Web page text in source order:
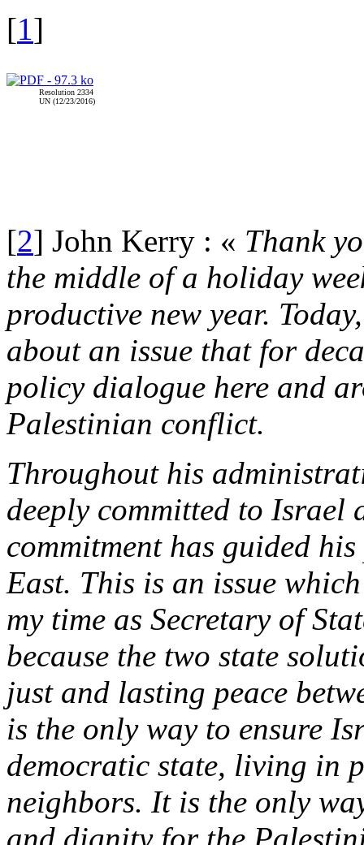
[1]
Resolution 2334
UN (12/23/2016)
[2] John Kerry : « Thank
the middle of a holiday
productive new year.
about an issue that for
policy dialogue here and
Palestinian conflict.
Throughout his
deeply committed to Israel
commitment has guided
East. This is an issue
my time as Secretary of
because the two state
just and lasting peace
is the only way to ensure
democratic state, living in
neighbors. It is the only